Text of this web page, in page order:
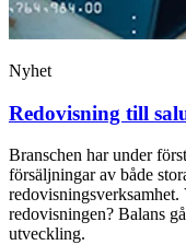
Nyhet
Redovisning till
Branschen har under
försäljningar av både
redovisningen? Balans
utveckling.